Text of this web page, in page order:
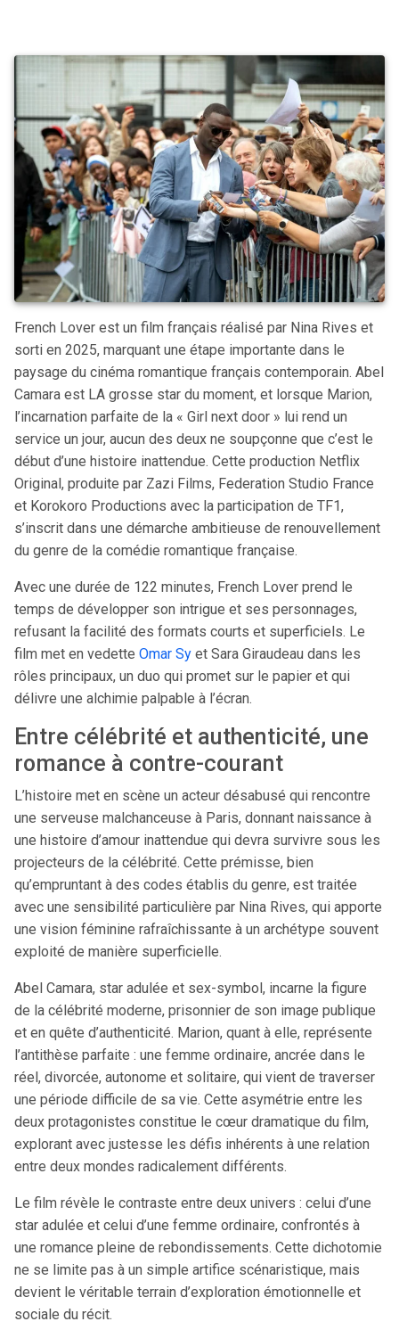
French Lover est un film français réalisé par Nina Rives et
sorti en 2025, marquant une étape importante dans le
paysage du cinéma romantique français contemporain. Abel
Camara est LA grosse star du moment, et lorsque Marion,
l’incarnation parfaite de la « Girl next door » lui rend un
service un jour, aucun des deux ne soupçonne que c’est le
début d’une histoire inattendue. Cette production Netflix
Original, produite par Zazi Films, Federation Studio France
et Korokoro Productions avec la participation de TF1,
s’inscrit dans une démarche ambitieuse de renouvellement
du genre de la comédie romantique française.
Avec une durée de 122 minutes, French Lover prend le
temps de développer son intrigue et ses personnages,
refusant la facilité des formats courts et superficiels. Le
film met en vedette Omar Sy et Sara Giraudeau dans les
rôles principaux, un duo qui promet sur le papier et qui
délivre une alchimie palpable à l’écran.
Entre célébrité et authenticité, une
romance à contre-courant
L’histoire met en scène un acteur désabusé qui rencontre
une serveuse malchanceuse à Paris, donnant naissance à
une histoire d’amour inattendue qui devra survivre sous les
projecteurs de la célébrité. Cette prémisse, bien
qu’empruntant à des codes établis du genre, est traitée
avec une sensibilité particulière par Nina Rives, qui apporte
une vision féminine rafraîchissante à un archétype souvent
exploité de manière superficielle.
Abel Camara, star adulée et sex-symbol, incarne la figure
de la célébrité moderne, prisonnier de son image publique
et en quête d’authenticité. Marion, quant à elle, représente
l’antithèse parfaite : une femme ordinaire, ancrée dans le
réel, divorcée, autonome et solitaire, qui vient de traverser
une période difficile de sa vie. Cette asymétrie entre les
deux protagonistes constitue le cœur dramatique du film,
explorant avec justesse les défis inhérents à une relation
entre deux mondes radicalement différents.
Le film révèle le contraste entre deux univers : celui d’une
star adulée et celui d’une femme ordinaire, confrontés à
une romance pleine de rebondissements. Cette dichotomie
ne se limite pas à un simple artifice scénaristique, mais
devient le véritable terrain d’exploration émotionnelle et
sociale du récit.